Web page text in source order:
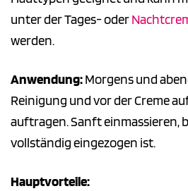
unter der Tages- oder
werden.
Anwendung:Morgens und
Reinigung und vor der Creme
auftragen. Sanft einmassieren,
vollständig eingezogen ist.
Hauptvorteile: